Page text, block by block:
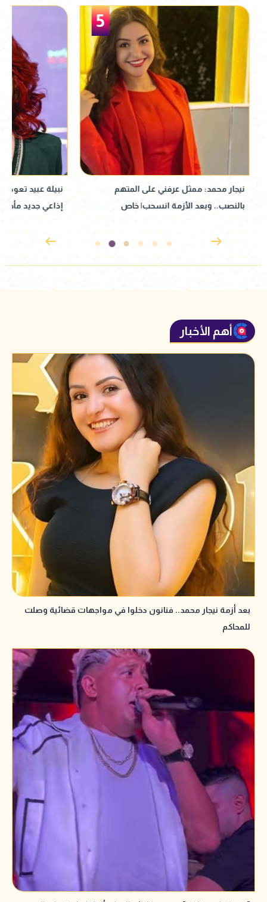
5
نيجار محمد: ممثل عرفني على المتهم
بالنصب.. وبعد الأزمة انسحب| خاص
نبيلة عبيد تعود
إذاعي جديد
أهم الأخبار
بعد أزمة نيجار محمد.. فنانون دخلوا في مواجهات قضائية وصلت
للمحاكم